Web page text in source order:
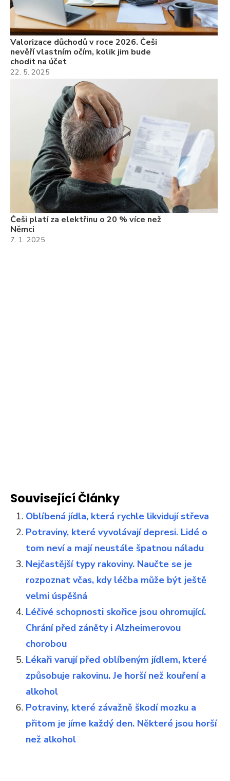
Valorizace důchodů v roce 2026. Češi
nevěří vlastním očím, kolik jim bude
chodit na účet
22. 5. 2025
Češi platí za elektřinu o 20 % více než
Němci
7. 1. 2025
Související Články
Oblíbená jídla, která rychle likvidují střeva
Potraviny, které vyvolávají depresi. Lidé o
tom neví a mají neustále špatnou náladu
Nejčastější typy rakoviny. Naučte se je
rozpoznat včas, kdy léčba může být ještě
velmi úspěšná
Léčivé schopnosti skořice jsou ohromující.
Chrání před záněty i Alzheimerovou
chorobou
Lékaři varují před oblíbeným jídlem, které
způsobuje rakovinu. Je horší než kouření a
alkohol
Potraviny, které závažně škodí mozku a
přitom je jíme každý den. Některé jsou horší
než alkohol